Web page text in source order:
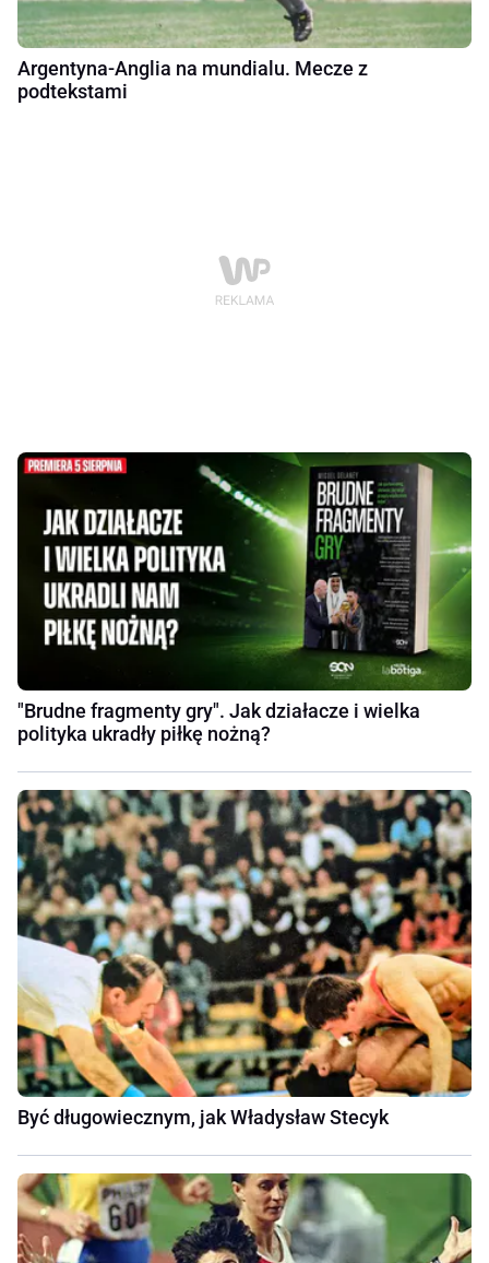
Argentyna-Anglia na mundialu. Mecze z
podtekstami
"Brudne fragmenty gry". Jak działacze i wielka
polityka ukradły piłkę nożną?
Być długowiecznym, jak Władysław Stecyk